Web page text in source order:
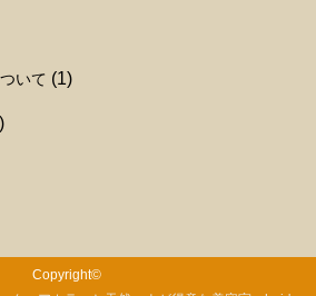
いて (1)
Copyright©